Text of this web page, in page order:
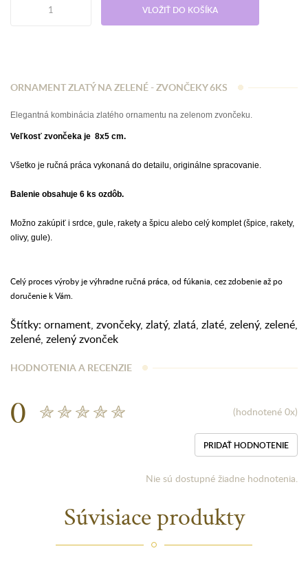
VLOŽIŤ DO KOŠÍKA
ORNAMENT ZLATÝ NA ZELENÉ - ZVONČEKY 6KS
Elegantná kombinácia zlatého ornamentu na zelenom zvončeku.
Veľkosť zvončeka je 8x5 cm.
Všetko je ručná práca vykonaná do detailu, originálne spracovanie.
Balenie obsahuje 6 ks ozdôb.
Možno zakúpiť i srdce, gule, rakety a špicu alebo celý komplet (špice, rakety,
olivy, gule).
Celý proces výroby je výhradne ručná práca, od fúkania, cez zdobenie až po
doručenie k Vám.
Štítky: ornament, zvončeky, zlatý, zlatá, zlaté, zelený, zelené,
zelené, zelený zvonček
HODNOTENIA A RECENZIE
0 (hodnotené 0x)
PRIDAŤ HODNOTENIE
Nie sú dostupné žiadne hodnotenia.
Súvisiace produkty